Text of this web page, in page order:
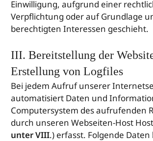
Einwilligung, aufgrund einer
Verpflichtung oder auf Grundlage
berechtigten Interessen geschieht.
III. Bereitstellung der
Erstellung von Logfiles
Bei jedem Aufruf unserer
automatisiert Daten und
Computersystem des aufrufenden
durch unseren Webseiten-Host
unter VIII.) erfasst. Folgende